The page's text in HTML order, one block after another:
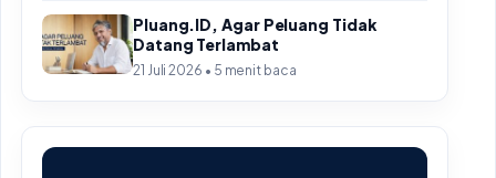
Pluang.ID, Agar Peluang Tidak
Datang Terlambat
21 Juli 2026 • 5 menit baca